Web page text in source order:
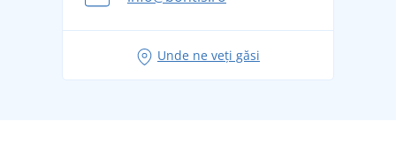
Tricoul preferat City în rol principal: ținute pentru
Unde ne veți găsi